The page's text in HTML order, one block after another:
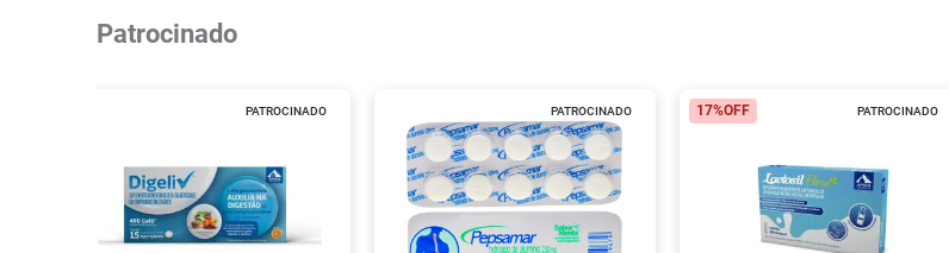
Patrocinado
PATROCINADO PATROCINADO PATROCINADO
17%OFF